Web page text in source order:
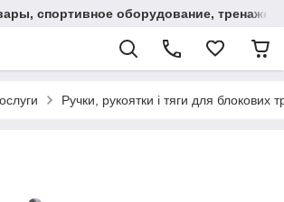
спортивное оборудование,
Ручки, рукоятки і тяги для блокових